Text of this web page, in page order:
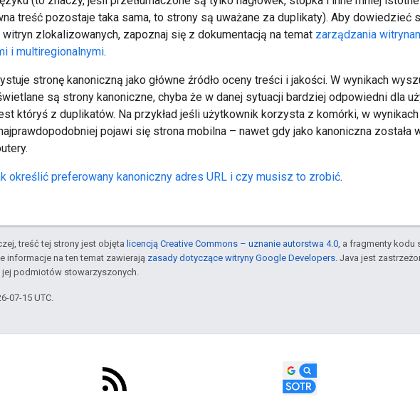
treść pozostaje taka sama, to strony są uważane za duplikaty). Aby dowiedzieć
zlokalizowanych, zapoznaj się z dokumentacją na temat zarządzania
i multiregionalnymi.
stronę kanoniczną jako główne źródło oceny treści i jakości. W wynikach
są strony kanoniczne, chyba że w danej sytuacji bardziej odpowiedni dla
któryś z duplikatów. Na przykład jeśli użytkownik korzysta z komórki, w wynikach
pojawi się strona mobilna – nawet gdy jako kanoniczna została
określić preferowany kanoniczny adres URL i czy musisz to zrobić.
treść tej strony jest objęta licencją Creative Commons – uznanie autorstwa 4.0 , a fragmenty
informacje na ten temat zawierają zasady dotyczące witryny Google Developers . Java jest
podmiotów stowarzyszonych.
07-15 UTC.